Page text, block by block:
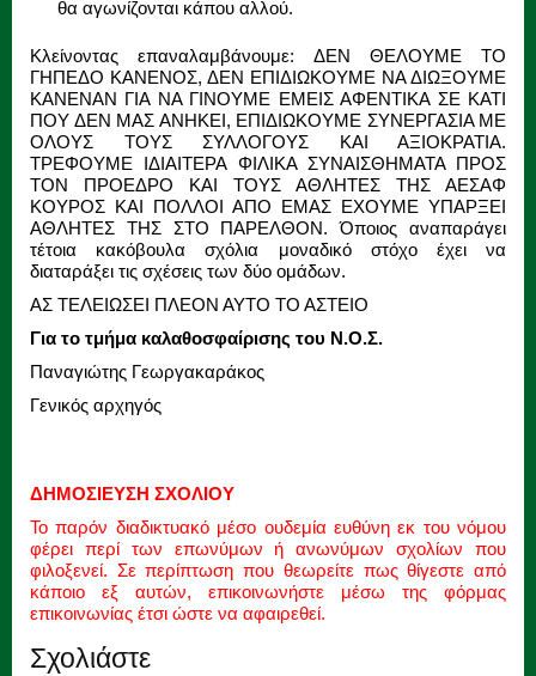
θα αγωνίζονται κάπου αλλού.
Κλείνοντας επαναλαμβάνουμε: ΔΕΝ ΘΕΛΟΥΜΕ ΤΟ
ΓΗΠΕΔΟ ΚΑΝΕΝΟΣ, ΔΕΝ ΕΠΙΔΙΩΚΟΥΜΕ ΝΑ ΔΙΩΞΟΥΜΕ
ΚΑΝΕΝΑΝ ΓΙΑ ΝΑ ΓΙΝΟΥΜΕ ΕΜΕΙΣ ΑΦΕΝΤΙΚΑ ΣΕ ΚΑΤΙ
ΠΟΥ ΔΕΝ ΜΑΣ ΑΝΗΚΕΙ, ΕΠΙΔΙΩΚΟΥΜΕ ΣΥΝΕΡΓΑΣΙΑ ΜΕ
ΟΛΟΥΣ ΤΟΥΣ ΣΥΛΛΟΓΟΥΣ ΚΑΙ ΑΞΙΟΚΡΑΤΙΑ.
ΤΡΕΦΟΥΜΕ ΙΔΙΑΙΤΕΡΑ ΦΙΛΙΚΑ ΣΥΝΑΙΣΘΗΜΑΤΑ ΠΡΟΣ
ΤΟΝ ΠΡΟΕΔΡΟ ΚΑΙ ΤΟΥΣ ΑΘΛΗΤΕΣ ΤΗΣ ΑΕΣΑΦ
ΚΟΥΡΟΣ ΚΑΙ ΠΟΛΛΟΙ ΑΠΟ ΕΜΑΣ ΕΧΟΥΜΕ ΥΠΑΡΞΕΙ
ΑΘΛΗΤΕΣ ΤΗΣ ΣΤΟ ΠΑΡΕΛΘΟΝ. Όποιος αναπαράγει
τέτοια κακόβουλα σχόλια μοναδικό στόχο έχει να
διαταράξει τις σχέσεις των δύο ομάδων.
ΑΣ ΤΕΛΕΙΩΣΕΙ ΠΛΕΟΝ ΑΥΤΟ ΤΟ ΑΣΤΕΙΟ
Για το τμήμα καλαθοσφαίρισης του Ν.Ο.Σ.
Παναγιώτης Γεωργακαράκος
Γενικός αρχηγός
ΔΗΜΟΣΙΕΥΣΗ ΣΧΟΛΙΟΥ
Το παρόν διαδικτυακό μέσο ουδεμία ευθύνη εκ του νόμου
φέρει περί των επωνύμων ή ανωνύμων σχολίων που
φιλοξενεί. Σε περίπτωση που θεωρείτε πως θίγεστε από
κάποιο εξ αυτών, επικοινωνήστε μέσω της φόρμας
επικοινωνίας έτσι ώστε να αφαιρεθεί.
Σχολιάστε